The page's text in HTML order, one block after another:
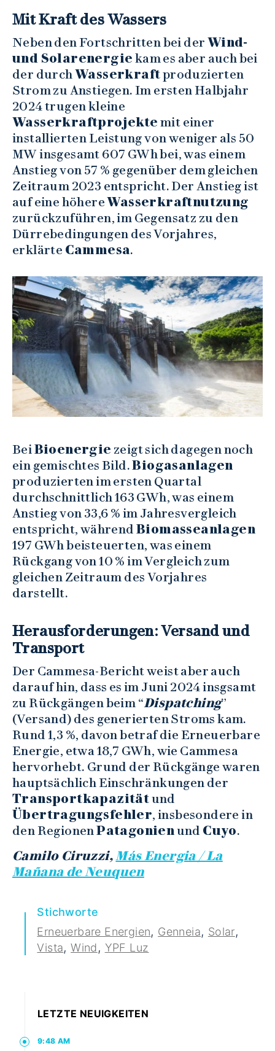
Mit Kraft des Wassers
Neben den Fortschritten bei der Wind-
und Solarenergie kam es aber auch bei
der durchWasserkraftproduzierten
Strom zu Anstiegen. Im ersten Halbjahr
2024 trugen kleine
Wasserkraftprojekte mit einer
installierten Leistung von weniger als 50
MW insgesamt 607 GWh bei, was einem
Anstieg von 57 % gegenüber dem gleichen
Zeitraum 2023 entspricht. Der Anstieg ist
auf eine höhereWasserkraftnutzung
zurückzuführen, im Gegensatz zu den
Dürrebedingungen des Vorjahres,
erklärte Cammesa.
BeiBioenergie zeigt sich dagegen noch
ein gemischtes Bild.Biogasanlagen
produzierten im ersten Quartal
durchschnittlich 163 GWh, was einem
Anstieg von 33,6 % im Jahresvergleich
entspricht, während Biomasseanlagen
197 GWh beisteuerten, was einem
Rückgang von 10 % im Vergleich zum
gleichen Zeitraum des Vorjahres
darstellt.
Herausforderungen: Versand und
Transport
Der Cammesa-Bericht weist aber auch
darauf hin, dass es im Juni 2024 insgsamt
zu Rückgängen beim “Dispatching”
(Versand) des generierten Stroms kam.
Rund 1,3 %, davon betraf die Erneuerbare
Energie, etwa 18,7 GWh, wie Cammesa
hervorhebt. Grund der Rückgänge waren
hauptsächlich Einschränkungen der
Transportkapazitätund
Übertragungsfehler, insbesondere in
den RegionenPatagonienund Cuyo.
Camilo Ciruzzi,Más Energia / La
Mañana de Neuquen
Stichworte
Erneuerbare Energien, Genneia, Solar,
Vista,Wind, YPF Luz
LETZTE NEUIGKEITEN
9:48 AM